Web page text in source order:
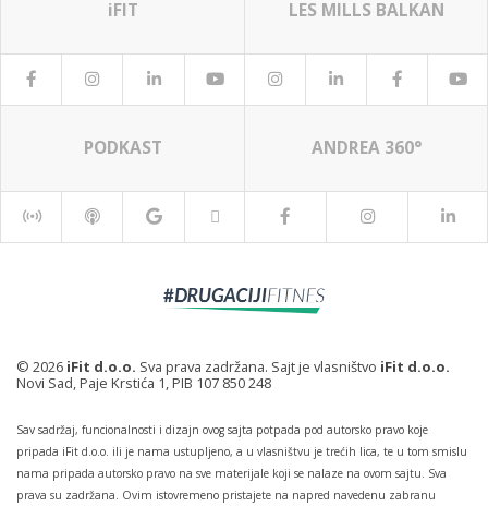
iFIT LES MILLS BALKAN
PODKAST ANDREA 360°
© 2026 iFit d.o.o. Sva prava zadržana. Sajt je vlasništvo iFit d.o.o.
Novi Sad, Paje Krstića 1, PIB 107 850 248
Sav sadržaj, funcionalnosti i dizajn ovog sajta potpada pod autorsko pravo koje
pripada iFit d.o.o. ili je nama ustupljeno, a u vlasništvu je trećih lica, te u tom smislu
nama pripada autorsko pravo na sve materijale koji se nalaze na ovom sajtu. Sva
prava su zadržana. Ovim istovremeno pristajete na napred navedenu zabranu